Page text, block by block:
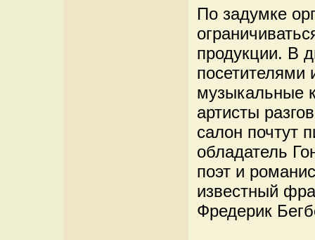
По задумке
продукции. В
посетителями
музыкальные
артисты
салон почтут
обладатель
поэт и
известный
Фредерик